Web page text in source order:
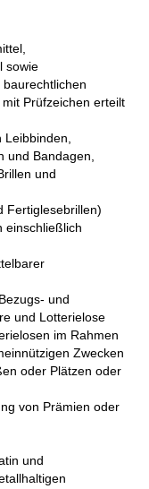
sowie
Prüfzeichen erteilt
Leibbinden,
und Bandagen,
und
Fertiglesebrillen)
einschließlich
und
und Lotterielose
im Rahmen
Zwecken
oder Plätzen oder
von Prämien oder
und